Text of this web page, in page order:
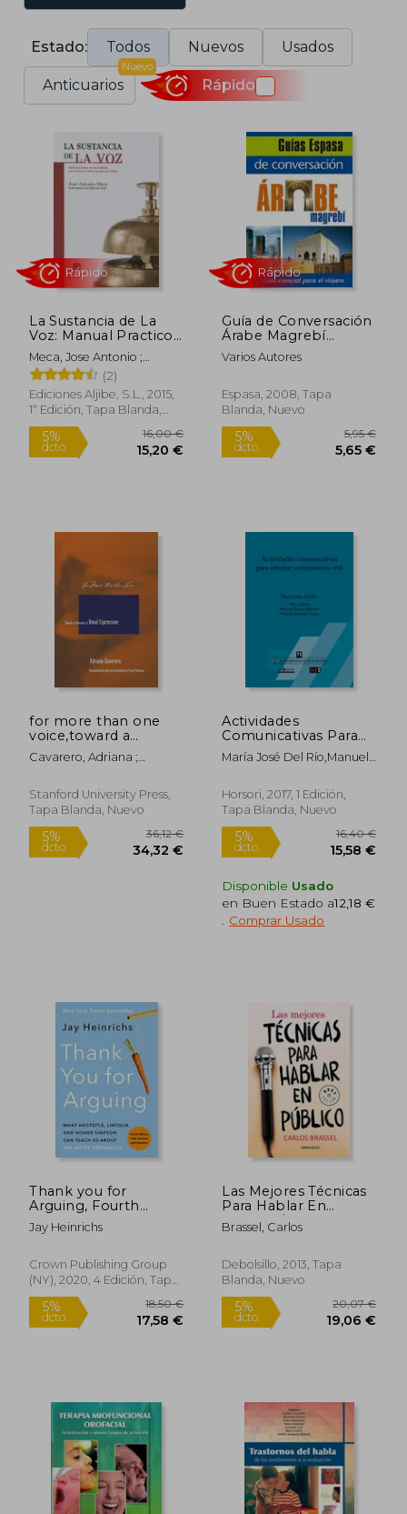
Estado: Todos Nuevos Usados
Anticuarios
Nuevo
Rápido
La Sustancia de La
Voz: Manual Practico
de Voz Hablada Para
Locutores, Oradores y
Actores de Doblaje
Meca, Jose Antonio ;
Gutierrez (Evali), Eva
(2)
Ediciones Aljibe, S.L., 2015,
1ª Edición, Tapa Blanda,
Nuevo
5%
Rápido
Guía de Conversación
Árabe Magrebí
(Idiomas)
Varios Autores
Espasa, 2008, Tapa
Blanda, Nuevo
5%
dcto.
for more than one
voice,toward a
philosophy of vocal
expression (en
Cavarero, Adriana ;
Stanford University Press,
Tapa Blanda, Nuevo
5%
dcto. 34,32 €
Actividades
Comunicativas Para
Enseñar
Competencia Oral
María José Del Río,Manuel
Galvan-Bovaira,Pilar
Calvet
Horsori, 2017, 1 Edición,
Tapa Blanda, Nuevo
5%
dcto.
Disponible Usado
en Buen Estado a12,18 €
Comprar Usado
Thank you for
Arguing, Fourth
Edition (Revised and
Updated): What
Homer Simpson can
Teach us About the
Inglés)
Jay Heinrichs
Crown Publishing Group
(NY), 2020, 4 Edición, Tapa
Blanda, Nuevo
Las Mejores Técnicas
Para Hablar En
Público / The Best
Techniques for Public
Brassel, Carlos
Debolsillo, 2013, Tapa
Blanda, Nuevo